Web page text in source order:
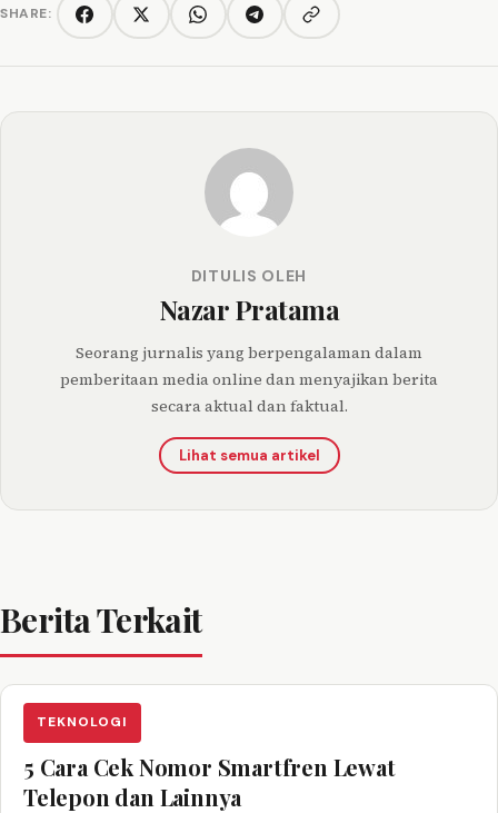
SHARE: FacebookTwitter/XWhatsAppTelegramCopy link
DITULIS OLEH
Nazar Pratama
Seorang jurnalis yang berpengalaman dalam
pemberitaan media online dan menyajikan berita
secara aktual dan faktual.
Lihat semua artikel
Berita Terkait
TEKNOLOGI
5 Cara Cek Nomor Smartfren Lewat
Telepon dan Lainnya